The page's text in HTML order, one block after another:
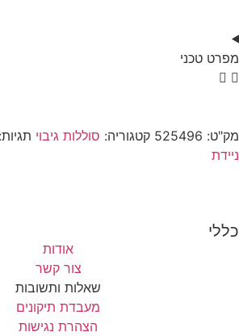
מפרט טכני
מק"ט: 525496 קטגוריה: סוללות גיבוי תגיות:
ניידת
כללי
אודות
צור קשר
שאלות ותשובות
מעבדת תיקונים
הצהרת נגישות